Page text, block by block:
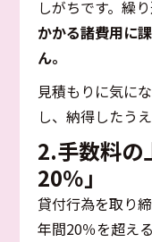
しがちです。繰
かかる諸費用に
ん。
見積もりに気に
し、納得したう
2.手数料の
20％」
貸付行為を取り
年間20％を超え